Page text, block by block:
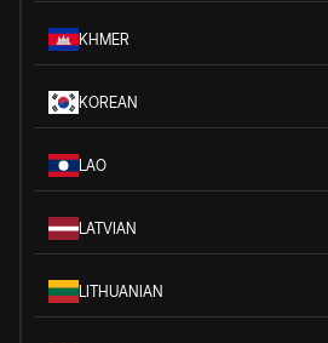
KHMER
KOREAN
LAO
LATVIAN
LITHUANIAN